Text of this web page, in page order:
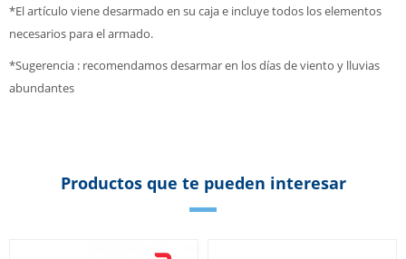
*El artículo viene desarmado en su caja e incluye todos los elementos
necesarios para el armado.
*Sugerencia : recomendamos desarmar en los días de viento y lluvias
abundantes
Productos que te pueden interesar